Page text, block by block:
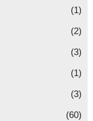
(1)
(2)
(3)
(1)
(3)
(60)